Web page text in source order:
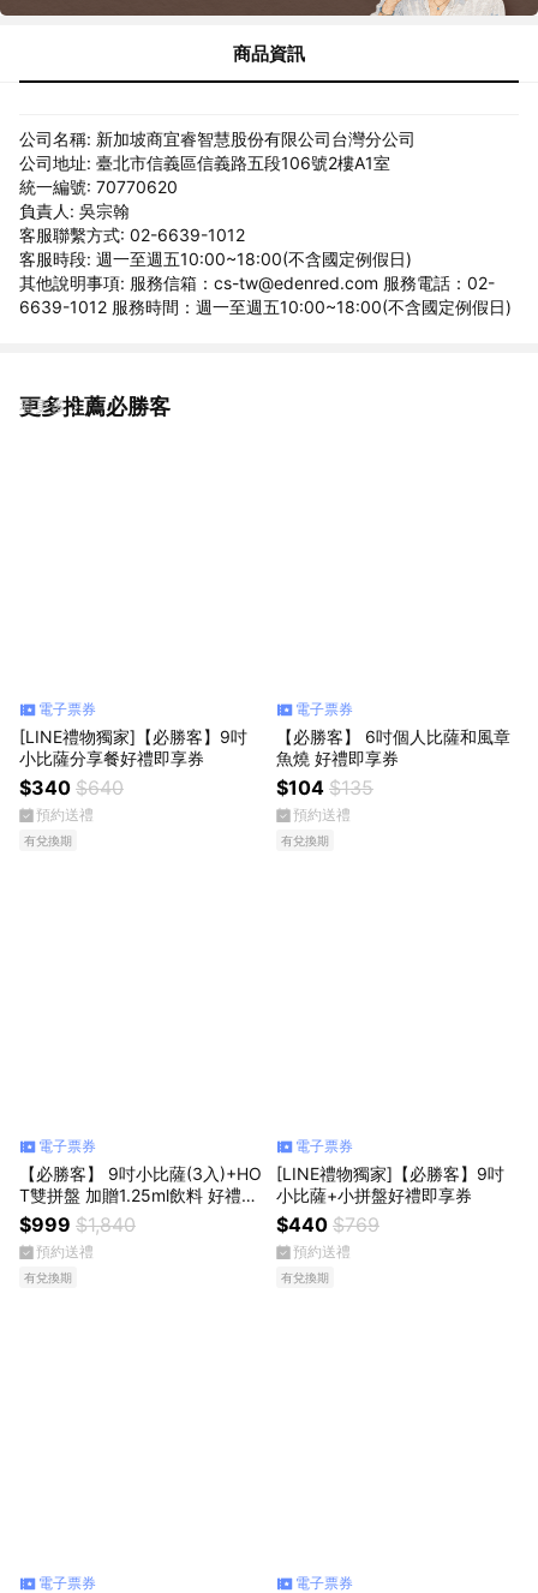
商品資訊
公司名稱: 新加坡商宜睿智慧股份有限公司台灣分公司
公司地址: 臺北市信義區信義路五段106號2樓A1室
統一編號: 70770620
負責人: 吳宗翰
客服聯繫方式: 02-6639-1012
客服時段: 週一至週五10:00~18:00(不含國定例假日)
其他說明事項: 服務信箱：cs-tw@edenred.com 服務電話：02-
6639-1012 服務時間：週一至週五10:00~18:00(不含國定例假日)
更多推薦必勝客
看更多
電子票券
[LINE禮物獨家]【必勝客】9吋
小比薩分享餐好禮即享券
$340 $640
預約送禮
有兌換期
電子票券
【必勝客】 6吋個人比薩和風章
魚燒 好禮即享券
$104 $135
預約送禮
有兌換期
電子票券
【必勝客】 9吋小比薩(3入)+HO
T雙拼盤 加贈1.25ml飲料 好禮即
享券
$999 $1,840
預約送禮
有兌換期
電子票券
[LINE禮物獨家]【必勝客】9吋
小比薩+小拼盤好禮即享券
$440 $769
預約送禮
有兌換期
電子票券 電子票券